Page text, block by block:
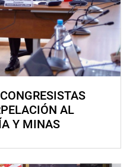
AL
Y MINAS